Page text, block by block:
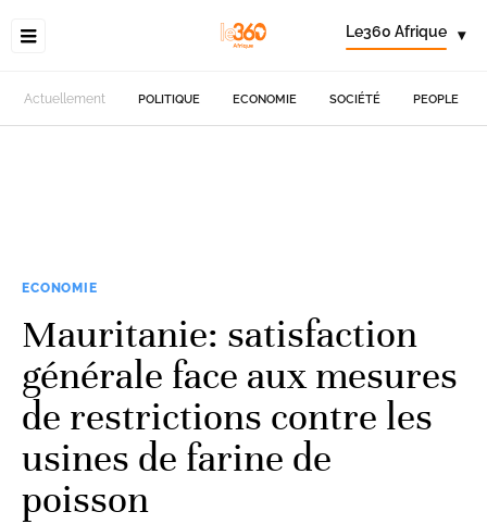
Le360 Afrique ▾
Actuellement POLITIQUE ECONOMIE SOCIÉTÉ PEOPLE
ECONOMIE
Mauritanie: satisfaction
générale face aux mesures
de restrictions contre les
usines de farine de
poisson